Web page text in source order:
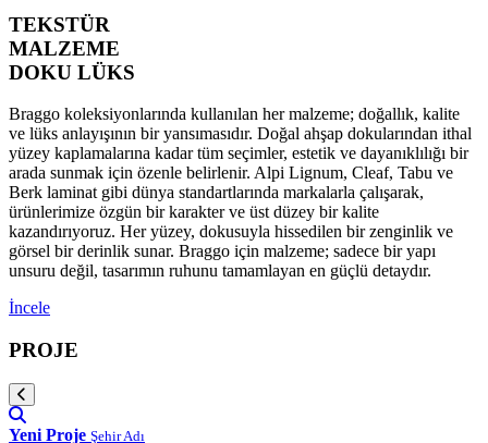
TEKSTÜR
MALZEME
DOKU LÜKS
Braggo koleksiyonlarında kullanılan her malzeme; doğallık, kalite
ve lüks anlayışının bir yansımasıdır. Doğal ahşap dokularından ithal
yüzey kaplamalarına kadar tüm seçimler, estetik ve dayanıklılığı bir
arada sunmak için özenle belirlenir. Alpi Lignum, Cleaf, Tabu ve
Berk laminat gibi dünya standartlarında markalarla çalışarak,
ürünlerimize özgün bir karakter ve üst düzey bir kalite
kazandırıyoruz. Her yüzey, dokusuyla hissedilen bir zenginlik ve
görsel bir derinlik sunar. Braggo için malzeme; sadece bir yapı
unsuru değil, tasarımın ruhunu tamamlayan en güçlü detaydır.
İncele
PROJE
Yeni Proje Şehir Adı